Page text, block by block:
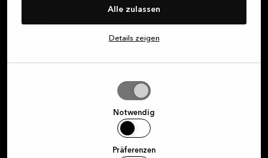
Alle zulassen
Details zeigen
Notwendig
Präferenzen
Melde dich für unseren
Newsletter an und – erhalte
exklusive Angebote